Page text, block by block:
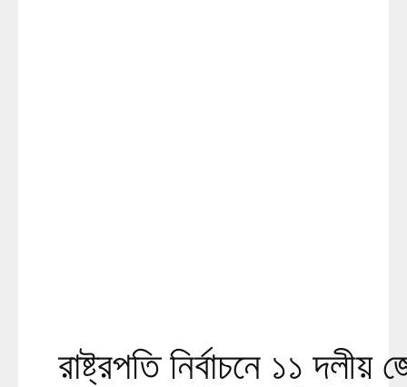
রাষ্ট্রপতি নির্বাচনে ১১ দলীয়